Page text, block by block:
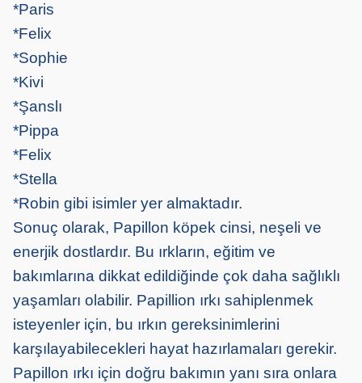
*Paris
*Felix
*Sophie
*Kivi
*Şanslı
*Pippa
*Felix
*Stella
*Robin gibi isimler yer almaktadır.
Sonuç olarak, Papillon köpek cinsi, neşeli ve
enerjik dostlardır. Bu ırkların, eğitim ve
bakımlarına dikkat edildiğinde çok daha sağlıklı
yaşamları olabilir. Papillion ırkı sahiplenmek
isteyenler için, bu ırkın gereksinimlerini
karşılayabilecekleri hayat hazırlamaları gerekir.
Papillon ırkı için doğru bakımın yanı sıra onlara